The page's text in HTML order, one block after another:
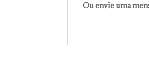
Ou envie uma